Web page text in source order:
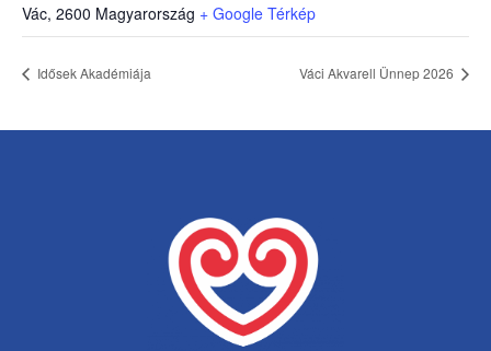
Vác, 2600 Magyarország + Google Térkép
Idősek Akadémiája Váci Akvarell Ünnep 2026